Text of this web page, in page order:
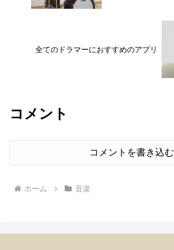
全てのドラマーにおすすめのアプリ
コメント
コメントを書き込む
ホーム 音楽